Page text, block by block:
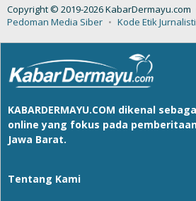
Copyright © 2019-2026 KabarDermayu.com
Pedoman Media Siber
Kode Etik
KABARDERMAYU.COM dikenal
online yang fokus pada
Jawa Barat.
Tentang Kami